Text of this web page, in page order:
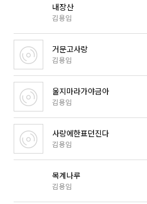
내장산
김용임
거문고사랑
김용임
울지마라가야금아
김용임
사랑에한표던진다
김용임
목계나루
김용임